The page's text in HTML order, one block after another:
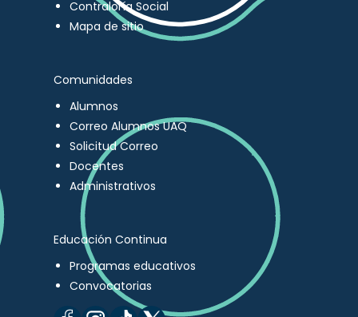
Contraloría Social
Mapa de sitio
Comunidades
Alumnos
Correo Alumnos UAQ
Solicitud Correo
Docentes
Administrativos
Educación Continua
Programas educativos
Convocatorias